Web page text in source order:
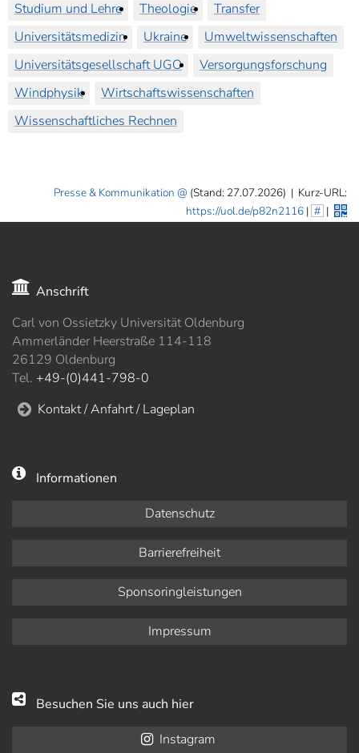
Studium und Lehre
Theologie
Transfer
Universitätsmedizin
Ukraine
Umweltwissenschaften
Universitätsgesellschaft UGO
Versorgungsforschung
Windphysik
Wirtschaftswissenschaften
Wissenschaftliches Rechnen
Presse & Kommunikation (Stand: 27.07.2026) | Kurz-URL:
https://uol.de/p82n2116| # |
Anschrift
Carl von Ossietzky Universität Oldenburg
Ammerländer Heerstraße 114-118
26129 Oldenburg
Tel. +49-(0)441-798-0
Kontakt / Anfahrt / Lageplan
Informationen
Datenschutz
Barrierefreiheit
Sponsoringleistungen
Impressum
Besuchen Sie uns auch hier
Instagram